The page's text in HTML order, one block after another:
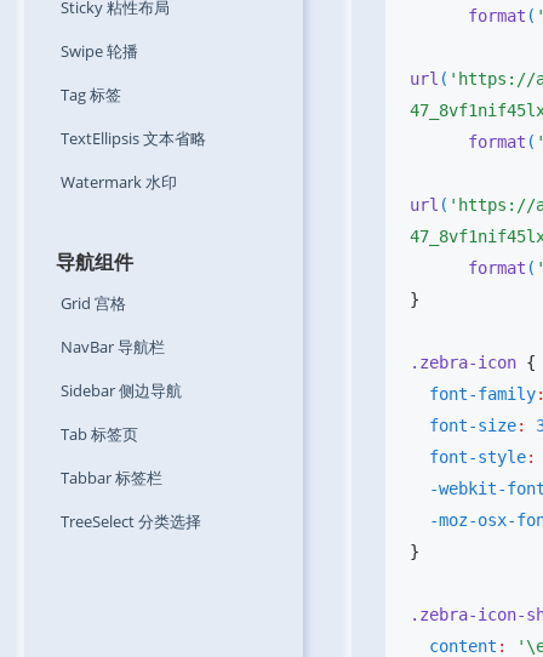
Sticky粘性布局
Swipe轮播
Tag标签
TextEllipsis文本省略
Watermark水印
导航组件
Grid 宫格
NavBar导航栏
Sidebar侧边导航
Tab标签页
Tabbar标签栏
TreeSelect分类选择
      format
(
url ( 'https://
      format
(
url ( 'https://
      format
(
.zebra-icon
  font-family
  font-size
:
  font-style
:
-webkit-
-moz-osx-
.zebra-icon-
  content
: